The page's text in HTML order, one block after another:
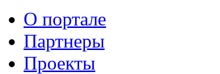
О портале
Партнеры
Проекты